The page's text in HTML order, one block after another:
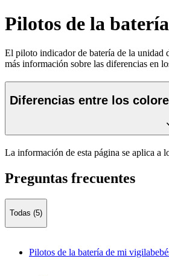
Pilotos de la
El piloto indicador de batería de la unidad
más información sobre las diferencias en
Diferencias entre los
La información de esta página se aplica a
Preguntas frecuentes
Todas (5)
Pilotos de la batería de mi